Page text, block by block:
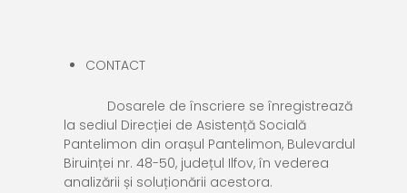
CONTACT
Dosarele de înscriere se înregistrează
la sediul Direcției de Asistență Socială
Pantelimon din orașul Pantelimon, Bulevardul
Biruinței nr. 48-50, județul Ilfov, în vederea
analizării și soluționării acestora.